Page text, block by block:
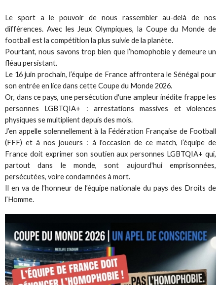
Le sport a le pouvoir de nous rassembler au-delà de nos
différences. Avec les Jeux Olympiques, la Coupe du Monde de
football est la compétition la plus suivie de la planète.
Pourtant, nous savons trop bien que l’homophobie y demeure un
fléau persistant.
Le 16 juin prochain, l’équipe de France affrontera le Sénégal pour
son entrée en lice dans cette Coupe du Monde 2026.
Or, dans ce pays, une persécution d'une ampleur inédite frappe les
personnes LGBTQIA+ : arrestations massives et violences
physiques se multiplient depuis des mois.
J’en appelle solennellement à la Fédération Française de Football
(FFF) et à nos joueurs : à l'occasion de ce match, l’équipe de
France doit exprimer son soutien aux personnes LGBTQIA+ qui,
partout dans le monde, sont aujourd'hui emprisonnées,
persécutées, voire condamnées à mort.
Il en va de l’honneur de l’équipe nationale du pays des Droits de
l’Homme.